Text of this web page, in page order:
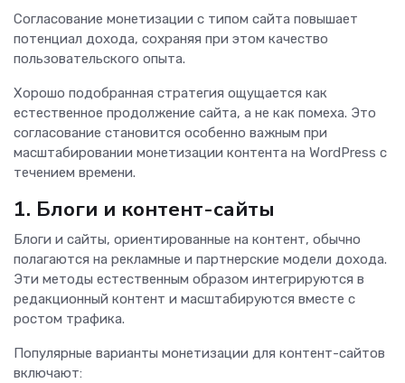
Согласование монетизации с типом сайта повышает
потенциал дохода, сохраняя при этом качество
пользовательского опыта.
Хорошо подобранная стратегия ощущается как
естественное продолжение сайта, а не как помеха. Это
согласование становится особенно важным при
масштабировании монетизации контента на WordPress с
течением времени.
1. Блоги и контент-сайты
Блоги и сайты, ориентированные на контент, обычно
полагаются на рекламные и партнерские модели дохода.
Эти методы естественным образом интегрируются в
редакционный контент и масштабируются вместе с
ростом трафика.
Популярные варианты монетизации для контент-сайтов
включают: